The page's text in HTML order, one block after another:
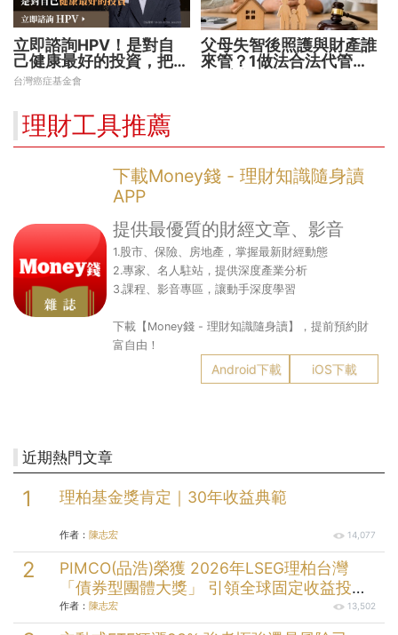
立即諮詢HPV！是對自
己健康最好的投資，把握
現在不嫌晚！
台灣癌症基金會
父母失智後照護與財產誰
來管？1做法合法代管財
理財工具推薦
下載Money錢 - 理財知識隨身讀
APP
提供最優質的財經文章、影音
1.股市、保險、房地產，掌握最新財經動態
2.專家、名人駐站，提供深度產業分析
3.課程、影音專區，讓動手深度學習
下載【Money錢 - 理財知識隨身讀】，提前預約財
富自由！
Android下載 iOS下載
近期熱門文章
理柏基金獎肯定｜30年收益典範
作者： 陳志宏 14,077
PIMCO(品浩)榮獲 2026年LSEG理柏台灣
「債券型團體大獎」 引領全球固定收益投資
逾半世紀的投資實力
作者： 陳志宏 13,502